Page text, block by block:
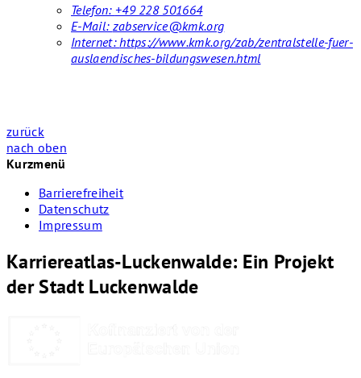
Telefon: +49 228 501664
E-Mail: zabservice@kmk.org
Internet:https://www.kmk.org/zab/zentralstelle-fuer-
auslaendisches-bildungswesen.html
zurück
nach oben
Kurzmenü
Barrierefreiheit
Datenschutz
Impressum
Karriereatlas-Luckenwalde: Ein Projekt
der Stadt Luckenwalde